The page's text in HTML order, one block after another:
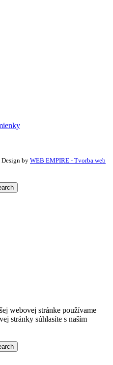
by WEB EMPIRE - Tvorba web
webovej stránke používame
stránky súhlasíte s naším